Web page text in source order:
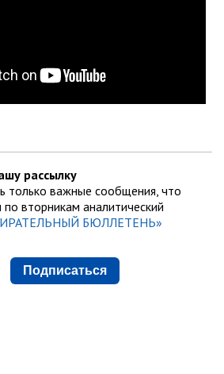
рассылку
только важные сообщения, что
по вторникам аналитический
БЮЛЛЕТЕНЬ»
Подписаться